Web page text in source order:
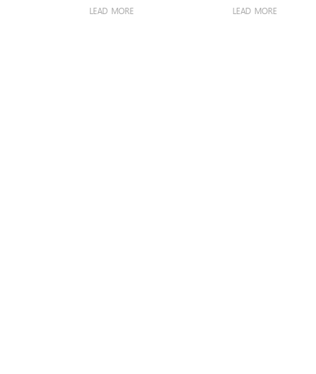
เติบโตอย่างโดด
เจาะกลุ่มรถ
LEAD MORE ภัยจากรถ จำกัด
LEAD MORE